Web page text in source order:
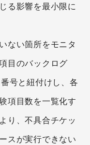
る影響を最小限に
ない箇所をモニタ
目のバックログ
号と紐付けし、各
項目数を一覧化す
り、不具合チケッ
スが実行できない